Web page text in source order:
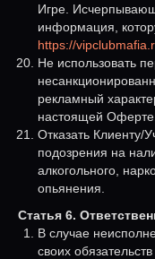
Игре.
информация,
https://
Не использовать
рекламный
настоящей Оферте.
Отказать Клиенту/
подозрения на
алкогольного,
опьянения.
Статья 6.
В случае
своих